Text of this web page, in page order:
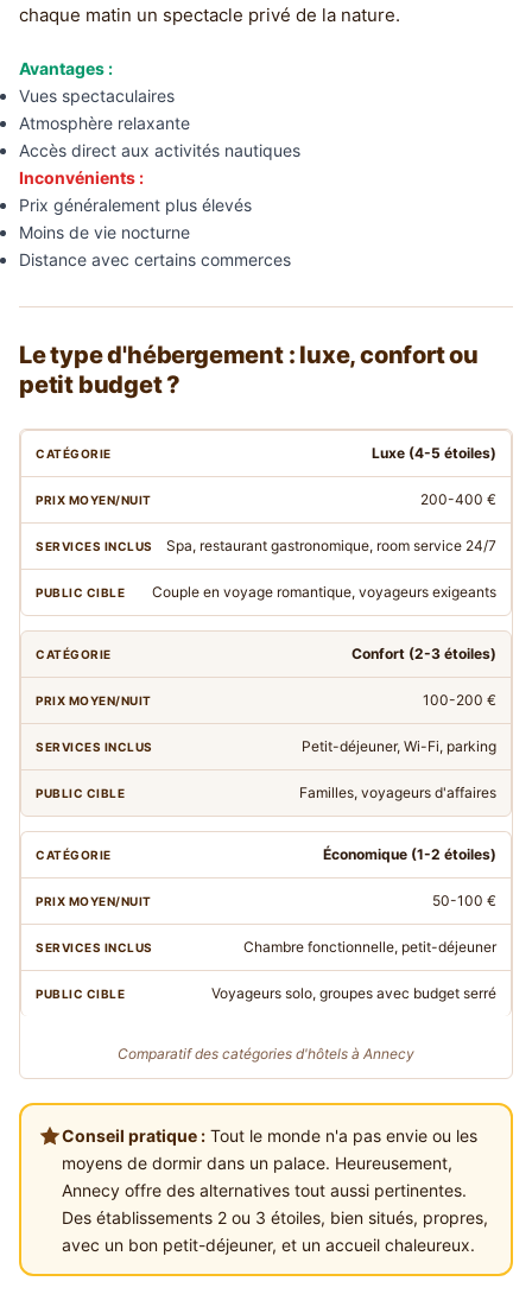
chaque matin un spectacle privé de la nature.
Avantages :
Vues spectaculaires
Atmosphère relaxante
Accès direct aux activités nautiques
Inconvénients :
Prix généralement plus élevés
Moins de vie nocturne
Distance avec certains commerces
Le type d'hébergement : luxe, confort ou
petit budget ?
Comparatif des catégories d'hôtels à Annecy
Luxe (4-5 étoiles)
200-400 €
Spa, restaurant gastronomique, room service 24/7
Couple en voyage romantique, voyageurs exigeants
Confort (2-3 étoiles)
100-200 €
Petit-déjeuner, Wi-Fi, parking
Familles, voyageurs d'affaires
Économique (1-2 étoiles)
50-100 €
Chambre fonctionnelle, petit-déjeuner
Voyageurs solo, groupes avec budget serré
Conseil pratique :Tout le monde n'a pas envie ou les
moyens de dormir dans un palace. Heureusement,
Annecy offre des alternatives tout aussi pertinentes.
Des établissements 2 ou 3 étoiles, bien situés, propres,
avec un bon petit-déjeuner, et un accueil chaleureux.